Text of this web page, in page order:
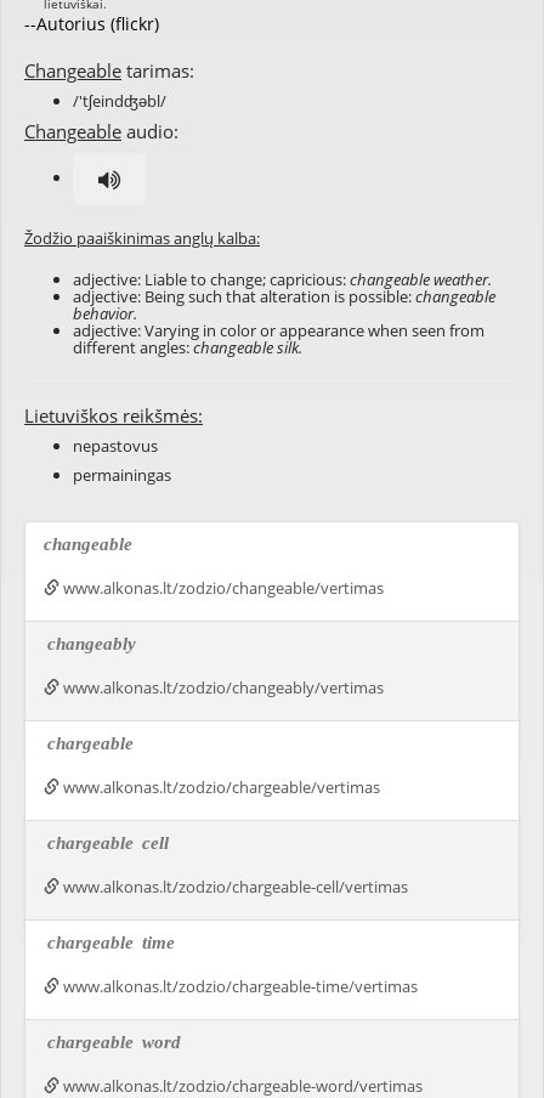
--Autorius (flickr)
Changeable tarimas:
/'tʃeindʤəbl/
Changeable audio:
Žodžio paaiškinimas anglų kalba:
adjective: Liable to change; capricious:changeable weather.
adjective: Being such that alteration is possible:changeable
behavior.
adjective: Varying in color or appearance when seen from
different angles:changeable silk.
Lietuviškos reikšmės:
nepastovus
permainingas
changeable
www.alkonas.lt/zodzio/changeable/vertimas
changeably
www.alkonas.lt/zodzio/changeably/vertimas
chargeable
www.alkonas.lt/zodzio/chargeable/vertimas
chargeable cell
www.alkonas.lt/zodzio/chargeable-cell/vertimas
chargeable time
www.alkonas.lt/zodzio/chargeable-time/vertimas
chargeable word
www.alkonas.lt/zodzio/chargeable-word/vertimas